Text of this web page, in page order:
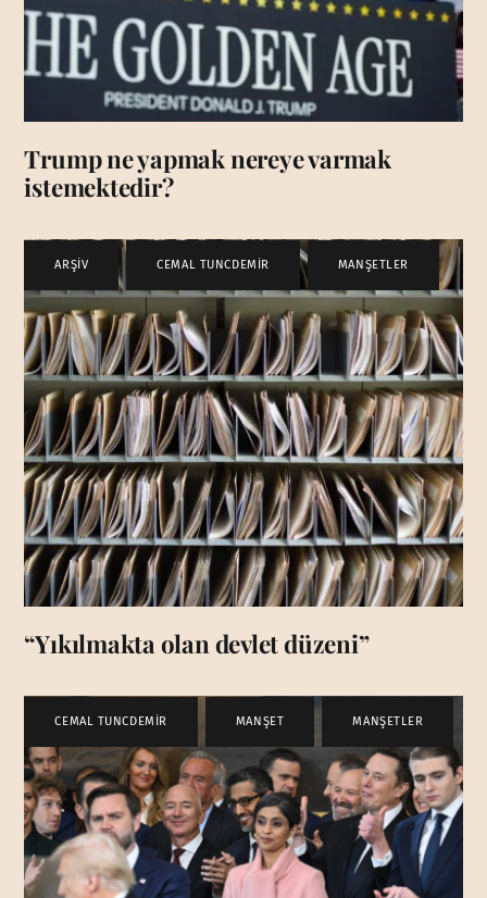
Trump ne yapmak nereye varmak
istemektedir?
ARŞİV CEMAL TUNCDEMİR , MANŞETLER
“Yıkılmakta olan devlet düzeni”
CEMAL TUNCDEMİR MANŞET MANŞETLER